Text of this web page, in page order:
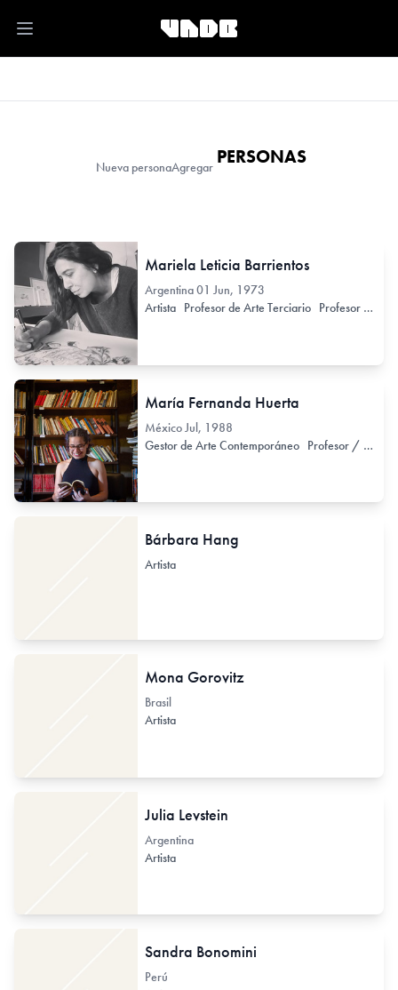
Open main menu
Nueva personaAgregar PERSONAS
Mariela Leticia Barrientos
Argentina01 Jun, 1973
Artista Profesor de Arte Terciario Profesor de Arte Secundario
María Fernanda Huerta
MéxicoJul, 1988
Gestor de Arte Contemporáneo Profesor / Docente no formal
Bárbara Hang
Artista
Mona Gorovitz
Brasil
Artista
Julia Levstein
Argentina
Artista
Sandra Bonomini
Perú